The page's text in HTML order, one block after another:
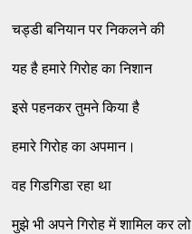
चड्डी बनियान पर निकलने की
यह है हमारे गिरोह का निशान
इसे पहनकर तुमने किया है
हमारे गिरोह का अपमान।
वह गिडगिडा रहा था
मुझे भी अपने गिरोह में शामिल कर लो